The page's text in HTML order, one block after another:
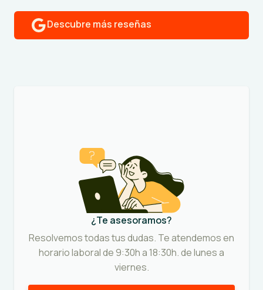
Descubre más reseñas
¿Te asesoramos?
Resolvemos todas tus dudas. Te atendemos en
horario laboral de 9:30h a 18:30h. de lunes a
viernes.